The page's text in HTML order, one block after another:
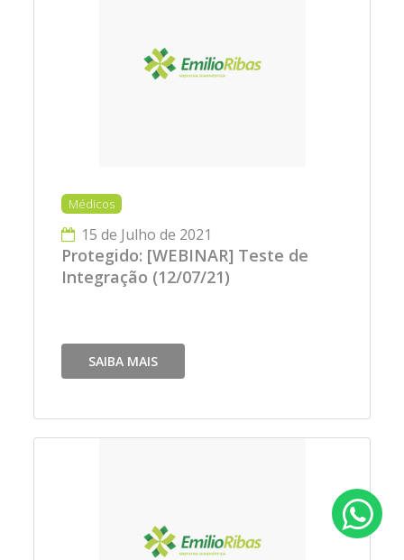
Médicos
15 de Julho de 2021
Protegido: [WEBINAR] Teste de
Integração (12/07/21)
SAIBA MAIS